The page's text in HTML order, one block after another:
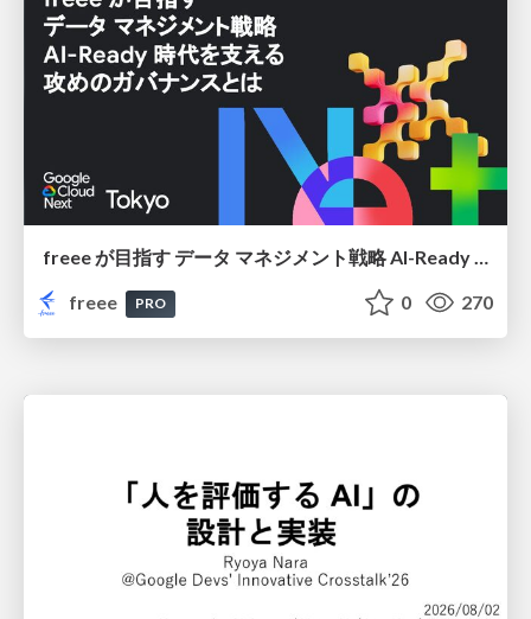
freee が目指す データ マネジメント戦略 AI-Ready 時代を支える 攻めのガバナンスとは
freee
PRO 0 270